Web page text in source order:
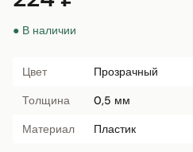
● В наличии
Цвет
Прозрачный
Толщина
0,5 мм
Материал
Пластик